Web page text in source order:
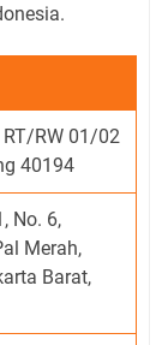
RW 01/02
40194
No. 6,
Merah,
Barat,